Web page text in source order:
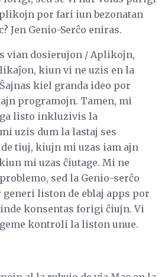
por fari iun bezonatan
Jen Genio-Serĉo eniras.
vian dosierujon / Aplikojn,
kiun vi ne uzis en la
kiel granda ideo por
programojn. Tamen, mi
listo inkluzivis la
uzis dum la lastaj ses
tiuj, kiujn mi uzas iam ajn
mi uzas ĉiutage. Mi ne
sed la Genio-serĉo
liston de eblaj apps por
konsentas forigi ĉiujn. Vi
kontroli la liston unue.